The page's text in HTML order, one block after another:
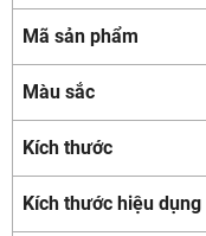
Mã sản phẩm
Màu sắc
Kích thước
Kích thước hiệu dụng